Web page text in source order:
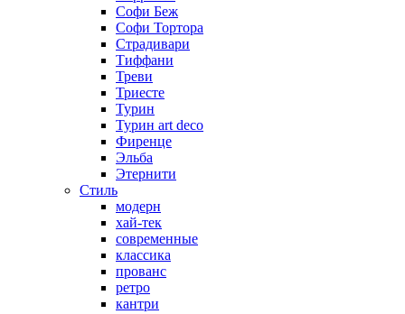
Софи Беж
Софи Тортора
Страдивари
Тиффани
Треви
Триесте
Турин
Турин art deco
Фиренце
Эльба
Этернити
Стиль
модерн
хай-тек
современные
классика
прованс
ретро
кантри